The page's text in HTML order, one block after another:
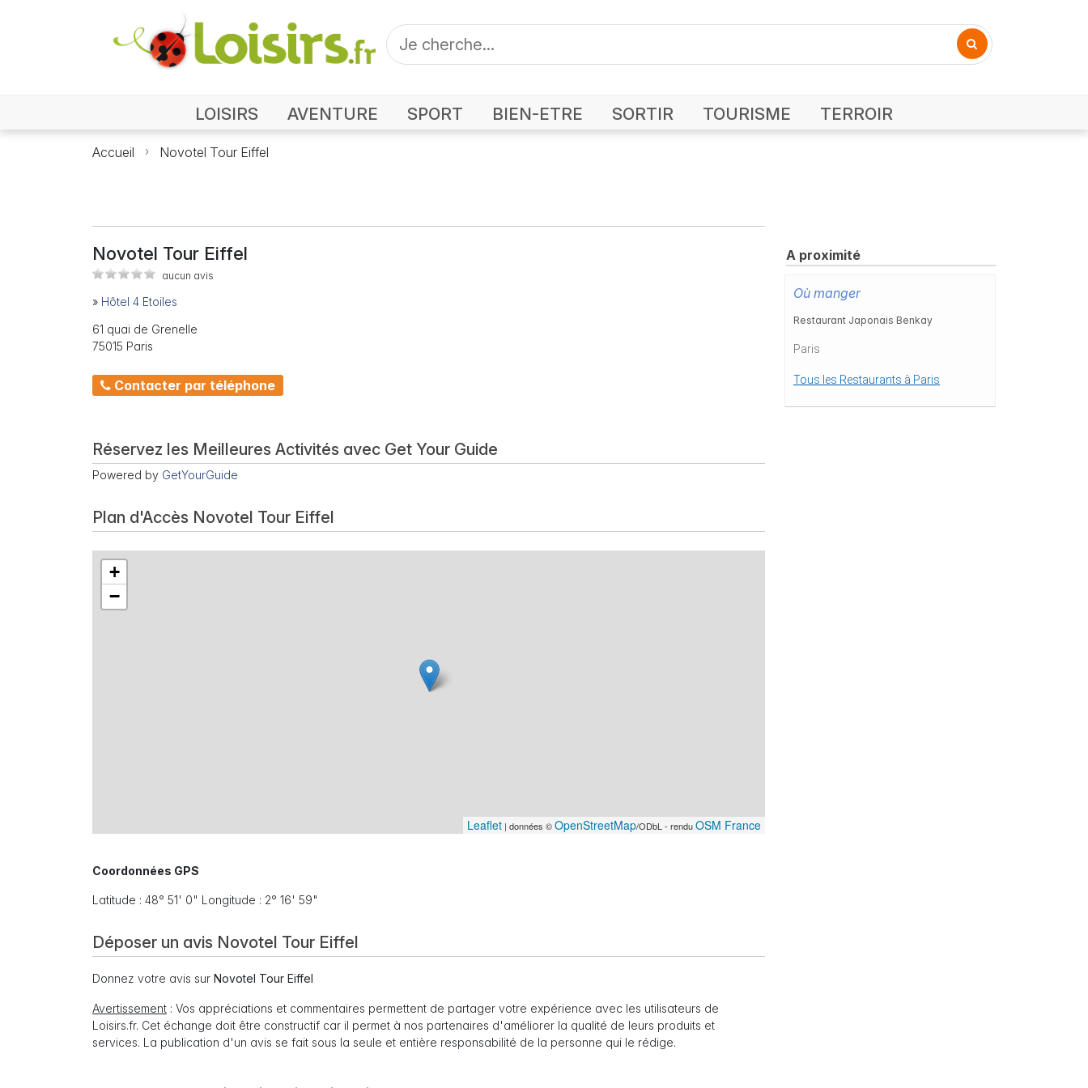
LOISIRS AVENTURE SPORT BIEN-ETRE SORTIR TOURISME TERROIR
Accueil Novotel Tour Eiffel
Novotel Tour Eiffel
aucun avis
» Hôtel 4 Etoiles
61 quai de Grenelle
75015 Paris
Contacter par téléphone
Réservez les Meilleures Activités avec Get Your Guide
Powered by GetYourGuide
Plan d'Accès Novotel Tour Eiffel
+
−
Leaflet | données ©OpenStreetMap/ODbL - renduOSM France
Coordonnées GPS
Latitude : 48° 51' 0" Longitude : 2° 16' 59"
Déposer un avis Novotel Tour Eiffel
Donnez votre avis sur Novotel Tour Eiffel
Avertissement : Vos appréciations et commentaires permettent de partager votre expérience avec les utilisateurs de
Loisirs.fr. Cet échange doit être constructif car il permet à nos partenaires d'améliorer la qualité de leurs produits et
services. La publication d'un avis se fait sous la seule et entière responsabilité de la personne qui le rédige.
A proximité
Où manger
Restaurant Japonais Benkay
Paris
Tous les Restaurants à Paris